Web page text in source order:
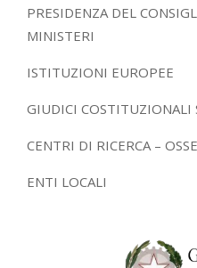
PRESIDENZA DEL
MINISTERI
ISTITUZIONI EUROPEE
GIUDICI COSTITUZIONALI
CENTRI DI RICERCA –
ENTI LOCALI